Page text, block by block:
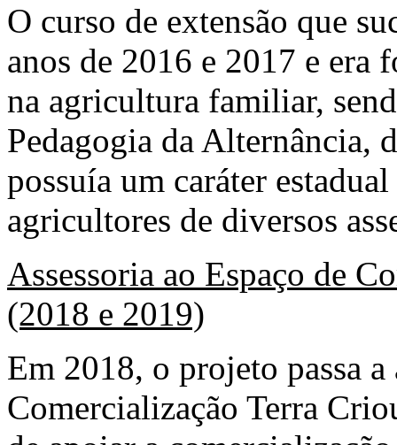
O curso de extensão que
anos de 2016 e 2017 e era
na agricultura familiar,
Pedagogia da Alternância,
possuía um caráter
agricultores de diversos
Assessoria ao Espaço de
(2018 e 2019)
Em 2018, o projeto passa a
Comercialização Terra